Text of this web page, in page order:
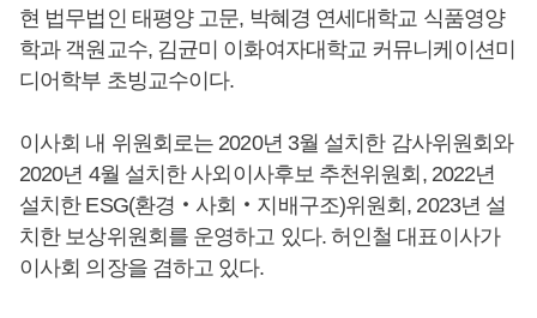
현 법무법인 태평양 고문, 박혜경 연세대학교 식품영양
학과 객원교수, 김균미 이화여자대학교 커뮤니케이션미
디어학부 초빙교수이다.
이사회 내 위원회로는 2020년 3월 설치한 감사위원회와
2020년 4월 설치한 사외이사후보 추천위원회, 2022년
설치한 ESG(환경‧사회‧지배구조)위원회, 2023년 설
치한 보상위원회를 운영하고 있다. 허인철 대표이사가
이사회 의장을 겸하고 있다.